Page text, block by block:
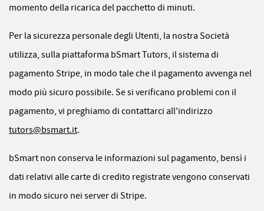
momento della ricarica del pacchetto di minuti.
Per la sicurezza personale degli Utenti, la nostra Società
utilizza, sulla piattaforma bSmart Tutors, il sistema di
pagamento Stripe, in modo tale che il pagamento avvenga nel
modo più sicuro possibile. Se si verificano problemi con il
pagamento, vi preghiamo di contattarci all'indirizzo
tutors@bsmart.it.
bSmart non conserva le informazioni sul pagamento, bensì i
dati relativi alle carte di credito registrate vengono conservati
in modo sicuro nei server di Stripe.